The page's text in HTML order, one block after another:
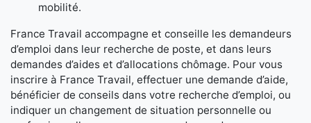
mobilité.
France Travail accompagne et conseille les demandeurs
d’emploi dans leur recherche de poste, et dans leurs
demandes d’aides et d’allocations chômage. Pour vous
inscrire à France Travail, effectuer une demande d’aide,
bénéficier de conseils dans votre recherche d’emploi, ou
indiquer un changement de situation personnelle ou